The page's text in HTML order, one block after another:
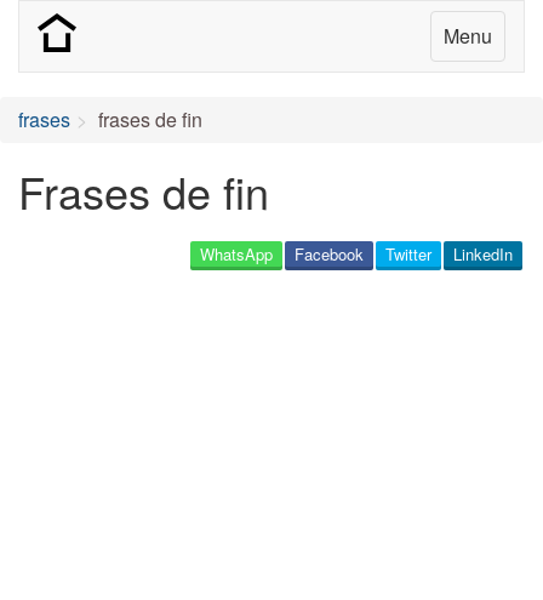
Menu
frases frases de fin
Frases de fin
LinkedIn
Twitter
Facebook
WhatsApp